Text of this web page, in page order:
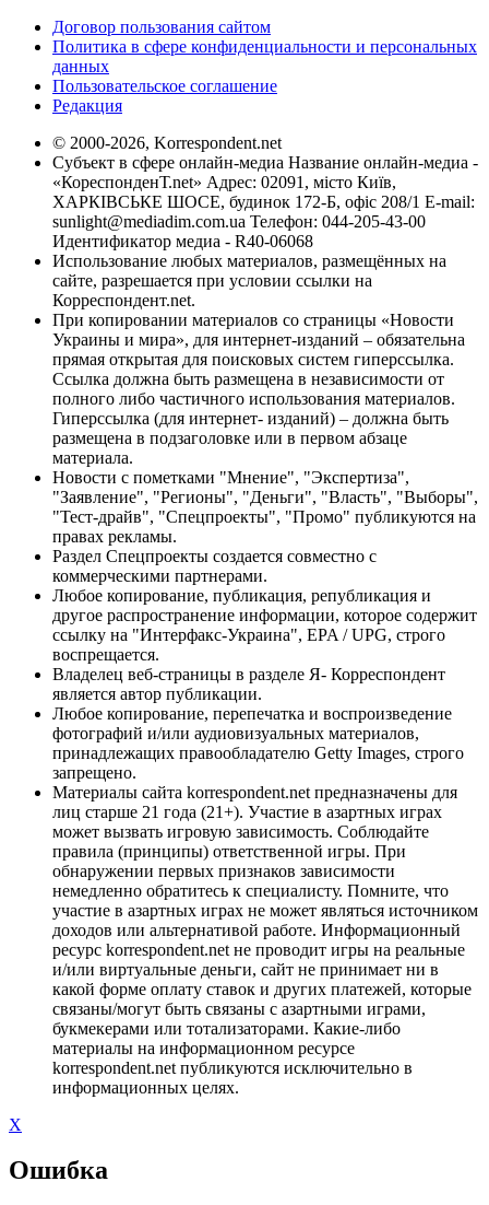
Договор пользования сайтом
Политика в сфере конфиденциальности и персональных
данных
Пользовательское соглашение
Редакция
© 2000-2026, Korrespondent.net
Субъект в сфере онлайн-медиа Название онлайн-медиа -
«КореспонденТ.net» Адрес: 02091, місто Київ,
ХАРКІВСЬКЕ ШОСЕ, будинок 172-Б, офіс 208/1 E-mail:
sunlight@mediadim.com.ua Телефон: 044-205-43-00
Идентификатор медиа - R40-06068
Использование любых материалов, размещённых на
сайте, разрешается при условии ссылки на
Корреспондент.net.
При копировании материалов со страницы «Новости
Украины и мира», для интернет-изданий – обязательна
прямая открытая для поисковых систем гиперссылка.
Ссылка должна быть размещена в независимости от
полного либо частичного использования материалов.
Гиперссылка (для интернет- изданий) – должна быть
размещена в подзаголовке или в первом абзаце
материала.
Новости с пометками "Мнение", "Экспертиза",
"Заявление", "Регионы", "Деньги", "Власть", "Выборы",
"Тест-драйв", "Спецпроекты", "Промо" публикуются на
правах рекламы.
Раздел Спецпроекты создается совместно с
коммерческими партнерами.
Любое копирование, публикация, републикация и
другое распространение информации, которое содержит
ссылку на "Интерфакс-Украина", EPA / UPG, строго
воспрещается.
Владелец веб-страницы в разделе Я- Корреспондент
является автор публикации.
Любое копирование, перепечатка и воспроизведение
фотографий и/или аудиовизуальных материалов,
принадлежащих правообладателю Getty Images, строго
запрещено.
Материалы сайта korrespondent.net предназначены для
лиц старше 21 года (21+). Участие в азартных играх
может вызвать игровую зависимость. Соблюдайте
правила (принципы) ответственной игры. При
обнаружении первых признаков зависимости
немедленно обратитесь к специалисту. Помните, что
участие в азартных играх не может являться источником
доходов или альтернативой работе. Информационный
ресурс korrespondent.net не проводит игры на реальные
и/или виртуальные деньги, сайт не принимает ни в
какой форме оплату ставок и других платежей, которые
связаны/могут быть связаны с азартными играми,
букмекерами или тотализаторами. Какие-либо
материалы на информационном ресурсе
korrespondent.net публикуются исключительно в
информационных целях.
X
Ошибка